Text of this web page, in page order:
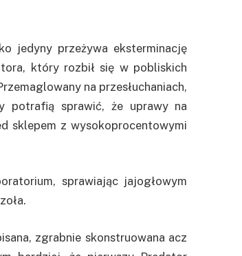
jedyny przeżywa eksterminację
który rozbił się w pobliskich
na przesłuchaniach,
potrafią sprawić, że uprawy na
sklepem z wysokoprocentowymi
sprawiając jajogłowym
zgrabnie skonstruowana acz